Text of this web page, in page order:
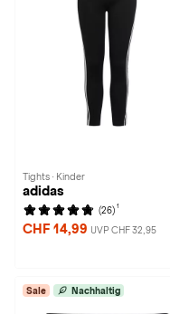
Tights · Kinder
adidas
(26) 1
CHF 14,99 UVP CHF 32,95
Sale Nachhaltig